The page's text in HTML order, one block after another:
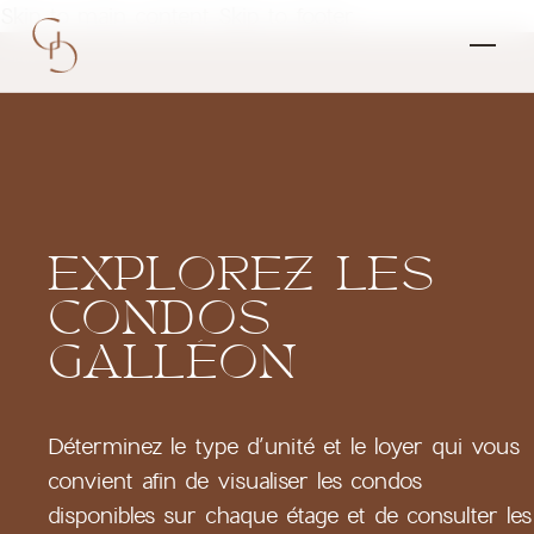
Skip to main content
EXPLOREZ
LES
CONDOS
GALLÉON
Déterminez le type d’unité et le loyer qui vous
convient afin de visualiser les condos
disponibles sur chaque étage et de consulter les